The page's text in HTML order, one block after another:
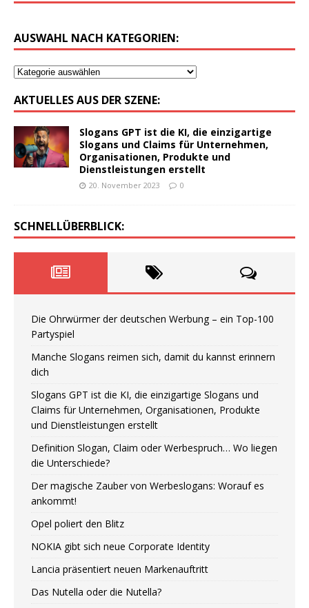
AUSWAHL NACH KATEGORIEN:
AKTUELLES AUS DER SZENE:
Slogans GPT ist die KI, die einzigartige
Slogans und Claims für Unternehmen,
Organisationen, Produkte und
Dienstleistungen erstellt
20. November 2023 0
SCHNELLÜBERBLICK:
Die Ohrwürmer der deutschen Werbung – ein Top-100
Partyspiel
Manche Slogans reimen sich, damit du kannst erinnern
dich
Slogans GPT ist die KI, die einzigartige Slogans und
Claims für Unternehmen, Organisationen, Produkte
und Dienstleistungen erstellt
Definition Slogan, Claim oder Werbespruch… Wo liegen
die Unterschiede?
Der magische Zauber von Werbeslogans: Worauf es
ankommt!
Opel poliert den Blitz
NOKIA gibt sich neue Corporate Identity
Lancia präsentiert neuen Markenauftritt
Das Nutella oder die Nutella?